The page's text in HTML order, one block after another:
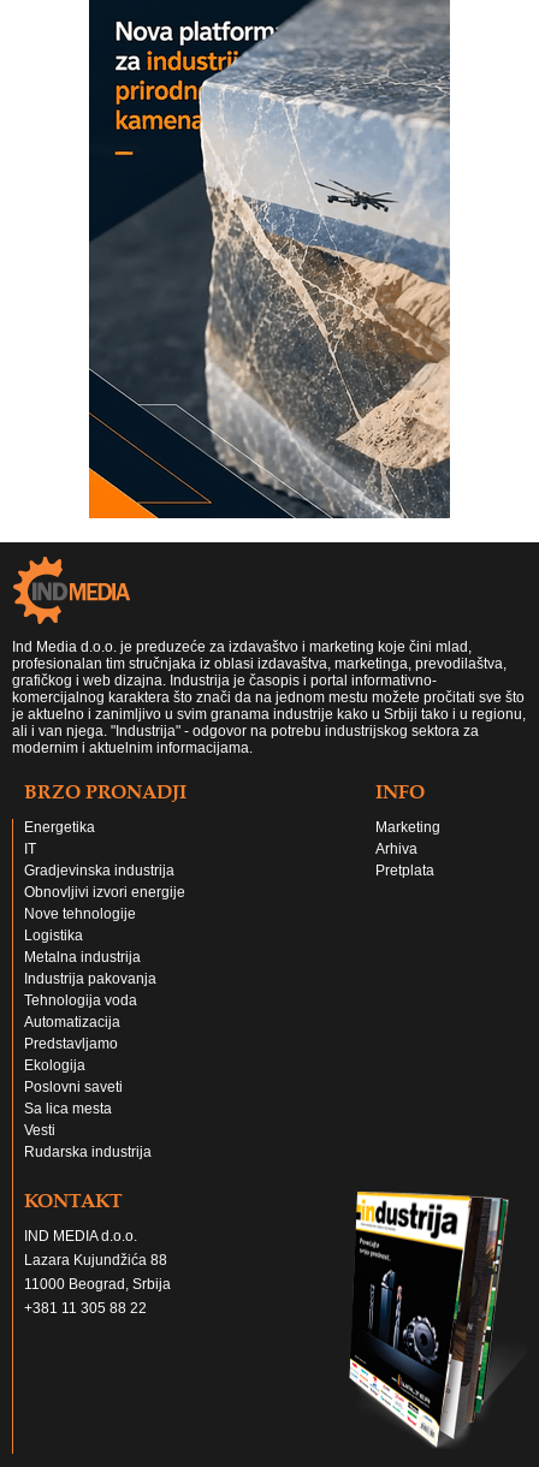
Ind Media d.o.o. je preduzeće za izdavaštvo i marketing koje čini mlad,
profesionalan tim stručnjaka iz oblasi izdavaštva, marketinga, prevodilaštva,
grafičkog i web dizajna. Industrija je časopis i portal informativno-
komercijalnog karaktera što znači da na jednom mestu možete pročitati sve što
je aktuelno i zanimljivo u svim granama industrije kako u Srbiji tako i u regionu,
ali i van njega. "Industrija" - odgovor na potrebu industrijskog sektora za
modernim i aktuelnim informacijama.
BRZO PRONADJI
Energetika
IT
Gradjevinska industrija
Obnovljivi izvori energije
Nove tehnologije
Logistika
Metalna industrija
Industrija pakovanja
Tehnologija voda
Automatizacija
Predstavljamo
Ekologija
Poslovni saveti
Sa lica mesta
Vesti
Rudarska industrija
INFO
Marketing
Arhiva
Pretplata
KONTAKT
IND MEDIA d.o.o.
Lazara Kujundžića 88
11000 Beograd, Srbija
+381 11 305 88 22